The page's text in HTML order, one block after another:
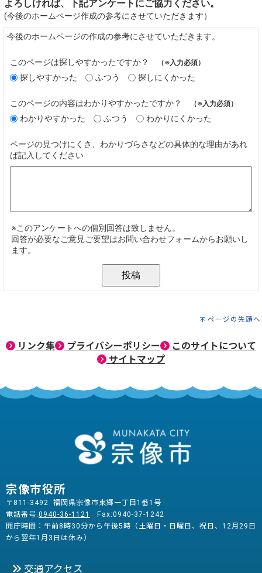
ページの先頭へ
リンク集 プライバシーポリシー
このサイトについて
サイトマップ
宗像市役所
〒811-3492 福岡県宗像市東郷一丁目1番1号
電話番号:0940-36-1121
Fax:0940-37-1242
開庁時間：午前8時30分から午後5時（土曜日・日曜日、祝日、12月29日
から翌年1月3日は休み）
交通アクセス